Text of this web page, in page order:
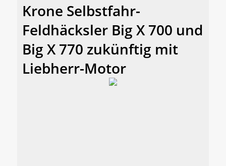
Krone Selbstfahr-
Feldhäcksler Big X 700 und
Big X 770 zukünftig mit
Liebherr-Motor